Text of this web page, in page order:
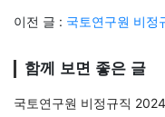
이전 글 : 국토연구원 비정
함께 보면 좋은 글
국토연구원 비정규직